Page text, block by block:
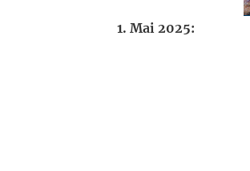
1. Mai 2025: